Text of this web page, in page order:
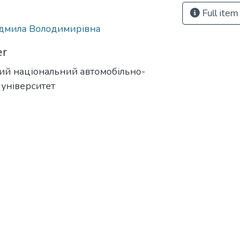
Володимирівна
національний автомобільно-
Full